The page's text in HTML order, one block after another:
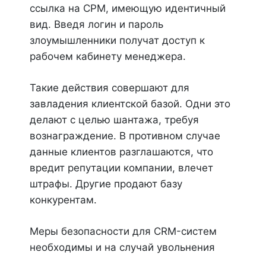
ссылка на СРМ, имеющую идентичный
вид. Введя логин и пароль
злоумышленники получат доступ к
рабочем кабинету менеджера.
Такие действия совершают для
завладения клиентской базой. Одни это
делают с целью шантажа, требуя
вознаграждение. В противном случае
данные клиентов разглашаются, что
вредит репутации компании, влечет
штрафы. Другие продают базу
конкурентам.
Меры безопасности для CRM-систем
необходимы и на случай увольнения